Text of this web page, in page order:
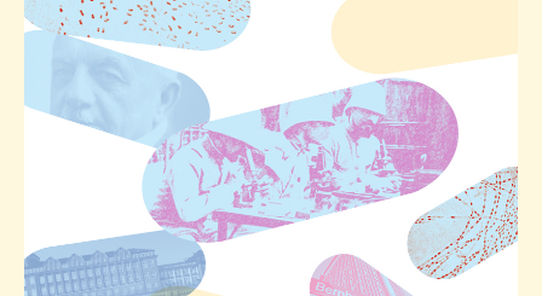
Standorte
Gemeinwesenarbeit
Raumvermietung
Auszeichnungen
Jobs + Praktika
Förderverein
Leseförderung
Ferienprogramm